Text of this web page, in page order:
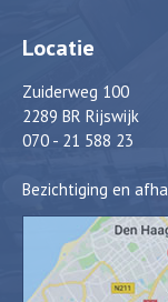
Locatie
Zuiderweg 100
2289 BR Rijswijk
070 - 21 588 23
Bezichtiging en